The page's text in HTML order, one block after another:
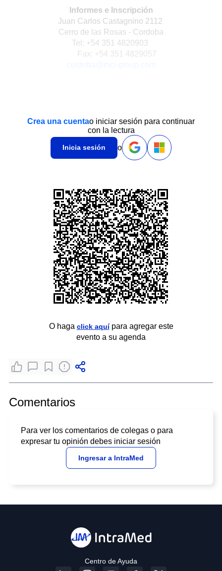
Informes e Inscripción
Juan Carlos Castagnino 2112
Cerro de las Rosas - Cordoba
Tel: +54 351 4820903
Fax: +54 351 4829057
Crea una cuentao iniciar sesión para continuar
con la lectura
Inicia sesión o
O haga click aquípara agregar este
evento a su agenda
Comentarios
Para ver los comentarios de colegas o para
expresar tu opinión debes iniciar sesión
Ingresar a IntraMed
Centro de Ayuda